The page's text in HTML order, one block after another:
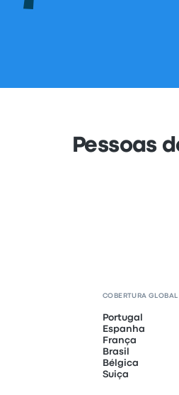
Pessoas
COBERTURA GLOBAL
Portugal
Espanha
França
Brasil
Bélgica
Suiça